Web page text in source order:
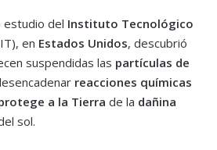
estudio del Instituto Tecnológico
en Estados Unidos, descubrió
suspendidas las partículas de
reacciones químicas
a la Tierra de la dañina
sol.